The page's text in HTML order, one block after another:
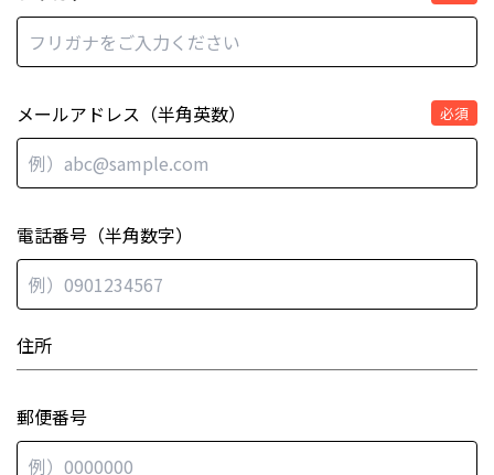
メールアドレス（半角英数） 必須
電話番号（半角数字）
住所
郵便番号